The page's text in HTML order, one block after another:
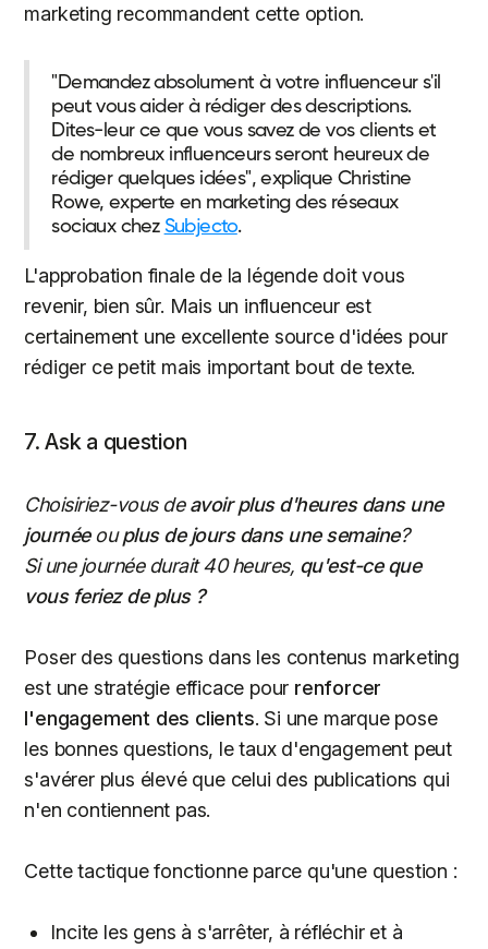
marketing recommandent cette option.
"Demandez absolument à votre influenceur s'il
peut vous aider à rédiger des descriptions.
Dites-leur ce que vous savez de vos clients et
de nombreux influenceurs seront heureux de
rédiger quelques idées", explique Christine
Rowe, experte en marketing des réseaux
sociaux chez Subjecto.
L'approbation finale de la légende doit vous
revenir, bien sûr. Mais un influenceur est
certainement une excellente source d'idées pour
rédiger ce petit mais important bout de texte.
7. Ask a question
Choisiriez-vous deavoir plus d'heures dans une
journéeouplus de jours dans une semaine?
Si une journée durait 40 heures, qu'est-ce que
vous feriez de plus ?
Poser des questions dans les contenus marketing
est une stratégie efficace pour renforcer
l'engagement des clients. Si une marque pose
les bonnes questions, le taux d'engagement peut
s'avérer plus élevé que celui des publications qui
n'en contiennent pas.
Cette tactique fonctionne parce qu'une question :
Incite les gens à s'arrêter, à réfléchir et à